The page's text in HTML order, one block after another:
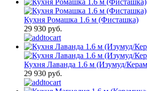
Кухня Ромашка 1.6 м (Фисташка)
29 930 руб.
Кухня Лаванда 1.6 м (Изумуд/
29 930 руб.